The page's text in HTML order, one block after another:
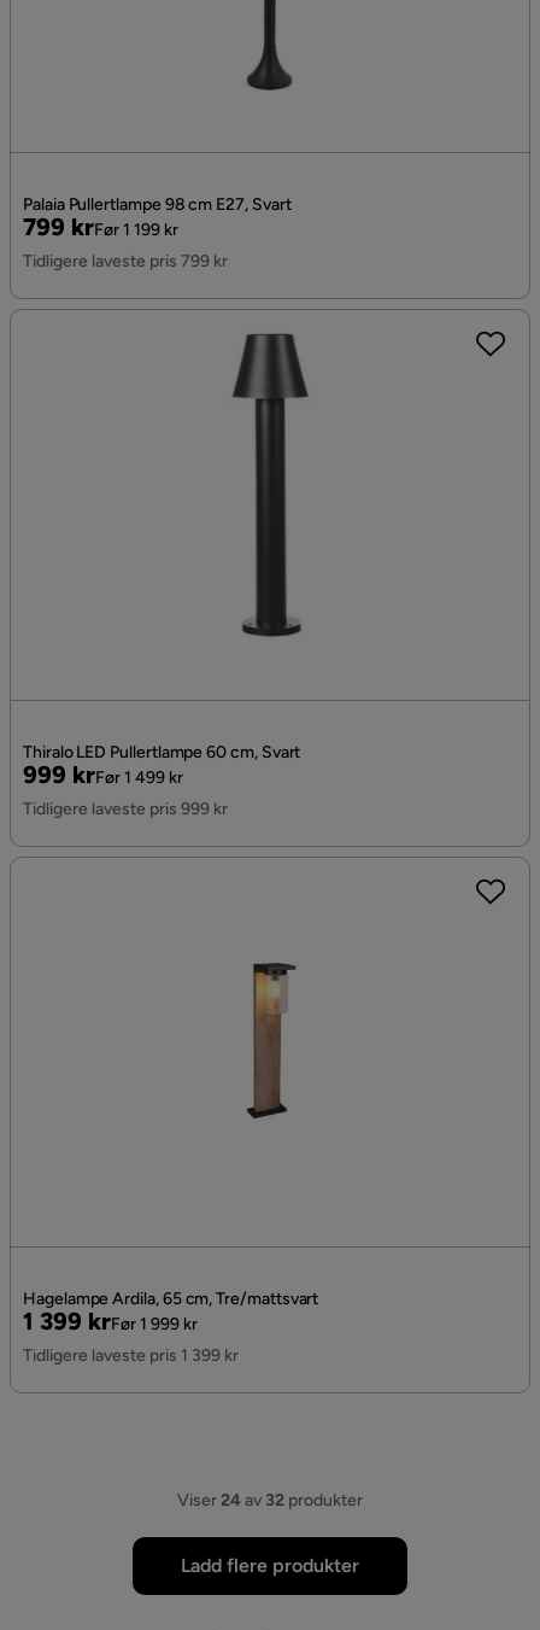
Palaia Pullertlampe 98 cm E27, Svart
Pris
799 kr
Original
Pris
Før 1 199 kr
Tidligere laveste pris 799 kr
Thiralo LED Pullertlampe 60 cm, Svart
Pris
999 kr
Original
Pris
Før 1 499 kr
Tidligere laveste pris 999 kr
Hagelampe Ardila, 65 cm, Tre/mattsvart
Pris
1 399 kr
Original
Pris
Før 1 999 kr
Tidligere laveste pris 1 399 kr
Viser24av 32 produkter
Ladd flere produkter